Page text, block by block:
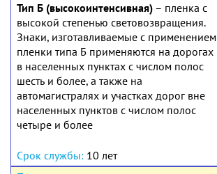
Тип Б (высокоинтенсивная) – пленка с
высокой степенью световозвращения.
Знаки, изготавливаемые с применением
пленки типа Б применяются на дорогах
в населенных пунктах с числом полос
шесть и более, а также на
автомагистралях и участках дорог вне
населенных пунктов с числом полос
четыре и более
10 лет